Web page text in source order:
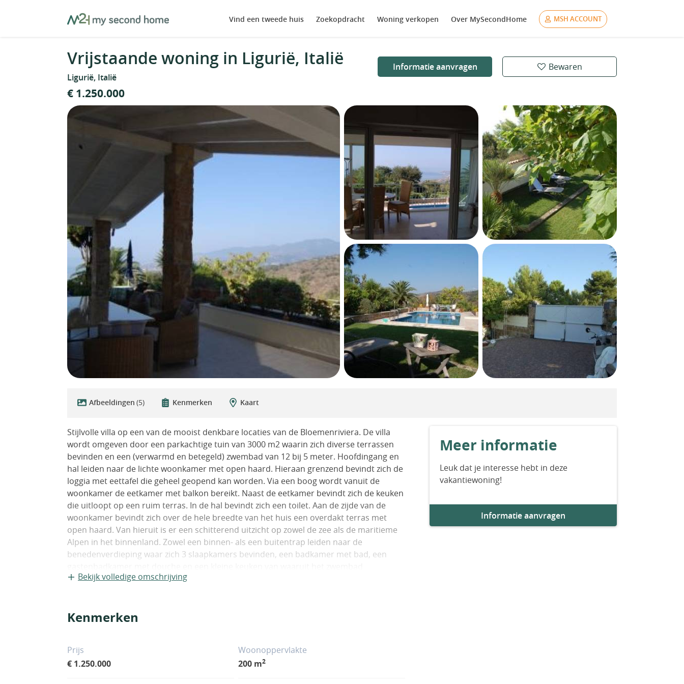
MySecondHome Vind een tweede huis Zoekopdracht Woning verkopen Over MySecondHome MSH ACCOUNT
Vrijstaande woning in Ligurië, Italië
Ligurië, Italië
Informatie aanvragen Bewaren
€ 1.250.000
Afbeeldingen (5) Kenmerken Kaart
Stijlvolle villa op een van de mooist denkbare locaties van de Bloemenriviera. De villa
wordt omgeven door een parkachtige tuin van 3000 m2 waarin zich diverse terrassen
bevinden en een (verwarmd en betegeld) zwembad van 12 bij 5 meter. Hoofdingang en
hal leiden naar de lichte woonkamer met open haard. Hieraan grenzend bevindt zich de
loggia met eettafel die geheel geopend kan worden. Via een boog wordt vanuit de
woonkamer de eetkamer met balkon bereikt. Naast de eetkamer bevindt zich de keuken
die uitloopt op een ruim terras. In de hal bevindt zich een toilet. Aan de zijde van de
woonkamer bevindt zich over de hele breedte van het huis een overdakt terras met
open haard. Van hieruit is er een schitterend uitzicht op zowel de zee als de maritieme
Alpen in het binnenland. Zowel een binnen- als een buitentrap leiden naar de
benedenverdieping waar zich 3 slaapkamers bevinden, een badkamer met bad, een
gemakkelijker bediend kan worden. Intern kan de garage en een bergruimte bereikt
is nagenoeg op 1 niveau en wordt automatisch bewaterd. Het huis bevindt zich in een
zeezicht gaat langs de kust van de bloemenriviera tot aan de Franse caps. De villa is
gebouwd tot in de perfectie. In het hele huis zijn marmeren vloeren, terwijl buiten
Bekijk volledige omschrijving
Kenmerken
Prijs
€ 1.250.000
Woonoppervlakte
200 m2
Meer informatie
Leuk dat je interesse hebt in deze
vakantiewoning!
Informatie aanvragen